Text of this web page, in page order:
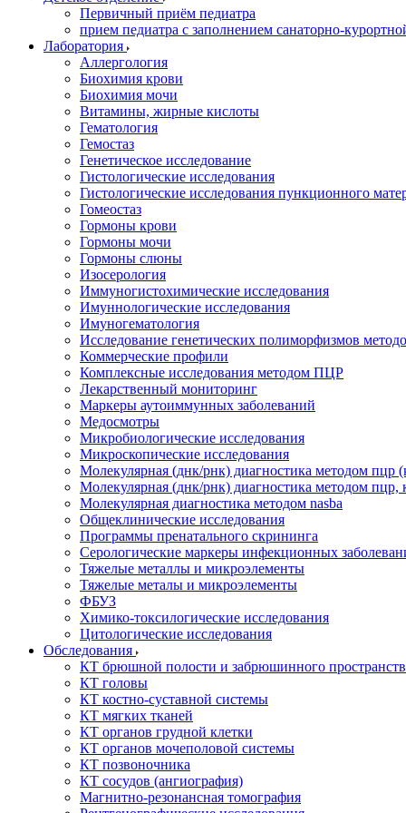
Первичный приём педиатра
прием педиатра с заполнением санаторно-
Лаборатория
Аллергология
Биохимия крови
Биохимия мочи
Витамины, жирные кислоты
Гематология
Гемостаз
Генетическое исследование
Гистологические исследования
Гистологические исследования пункционного
Гомеостаз
Гормоны крови
Гормоны мочи
Гормоны слюны
Изосерология
Иммуногистохимические исследования
Имуннологические исследования
Имуногематология
Исследование генетических полиморфизмов
Коммерческие профили
Комплексные исследования методом ПЦР
Лекарственный мониторинг
Маркеры аутоиммунных заболеваний
Медосмотры
Микробиологические исследования
Микроскопические исследования
Молекулярная (днк/рнк) диагностика методом пцр
Молекулярная (днк/рнк) диагностика методом пцр,
Молекулярная диагностика методом nasba
Общеклинические исследования
Программы пренатального скрининга
Серологические маркеры инфекционных
Тяжелые металлы и микроэлементы
Тяжелые металы и микроэлементы
ФБУЗ
Химико-токсилогические исследования
Цитологические исследования
Обследования
КТ брюшной полости и забрюшинного
КТ головы
КТ костно-суставной системы
КТ мягких тканей
КТ органов грудной клетки
КТ органов мочеполовой системы
КТ позвоночника
КТ сосудов (ангиография)
Магнитно-резонансная томография